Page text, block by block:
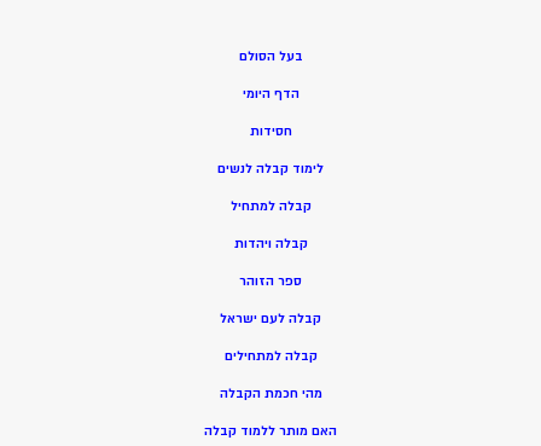
בעל הסולם
הדף היומי
חסידות
לימוד קבלה לנשים
קבלה למתחיל
קבלה ויהדות
ספר הזוהר
קבלה לעם ישראל
קבלה למתחילים
מהי חכמת הקבלה
האם מותר ללמוד קבלה